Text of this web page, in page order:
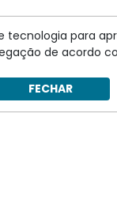
tecnologia para
de acordo
FECHAR